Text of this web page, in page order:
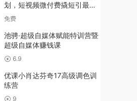
划，短视频微付费撬短引最新
打法
免费
池骋·超级自媒体赋能特训营暨
超级自媒体赚钱课
6.9
优课小肖达芬奇17高级调色训
练营
9